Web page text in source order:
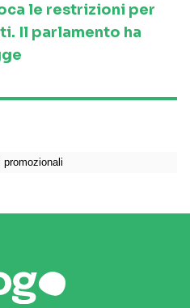
le restrizioni per
Il parlamento ha